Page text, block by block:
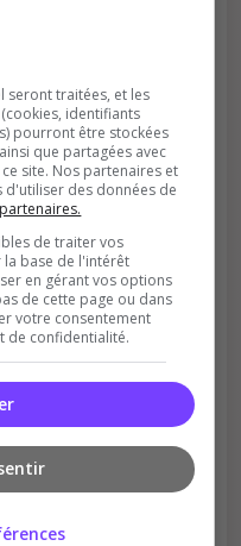
de joueurs
des bonus aux
seront traitées, et les
identifiants
pourront être stockées
que partagées avec
site. Nos partenaires et
d'utiliser des données de
de traiter vos
la base de l'intérêt
en gérant vos options
de cette page ou dans
votre consentement
de confidentialité.